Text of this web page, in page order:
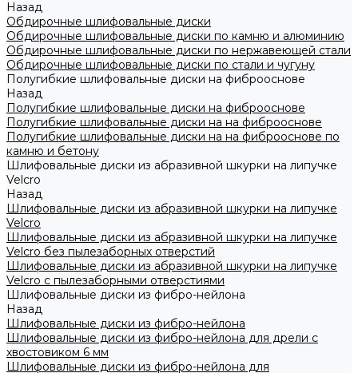
Назад
Обдирочные шлифовальные диски
Обдирочные шлифовальные диски по камню и алюминию
Обдирочные шлифовальные диски по нержавеющей стали
Обдирочные шлифовальные диски по стали и чугуну
Полугибкие шлифовальные диски на фиброоснове
Назад
Полугибкие шлифовальные диски на фиброоснове
Полугибкие шлифовальные диски на на фиброоснове
Полугибкие шлифовальные диски на на фиброоснове по
камню и бетону
Шлифовальные диски из абразивной шкурки на липучке
Velcro
Назад
Шлифовальные диски из абразивной шкурки на липучке
Velcro
Шлифовальные диски из абразивной шкурки на липучке
Velcro без пылезаборных отверстий
Шлифовальные диски из абразивной шкурки на липучке
Velcro с пылезаборными отверстиями
Шлифовальные диски из фибро-нейлона
Назад
Шлифовальные диски из фибро-нейлона
Шлифовальные диски из фибро-нейлона для дрели с
хвостовиком 6 мм
Шлифовальные диски из фибро-нейлона для